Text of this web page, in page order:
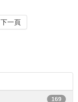
下一頁
169